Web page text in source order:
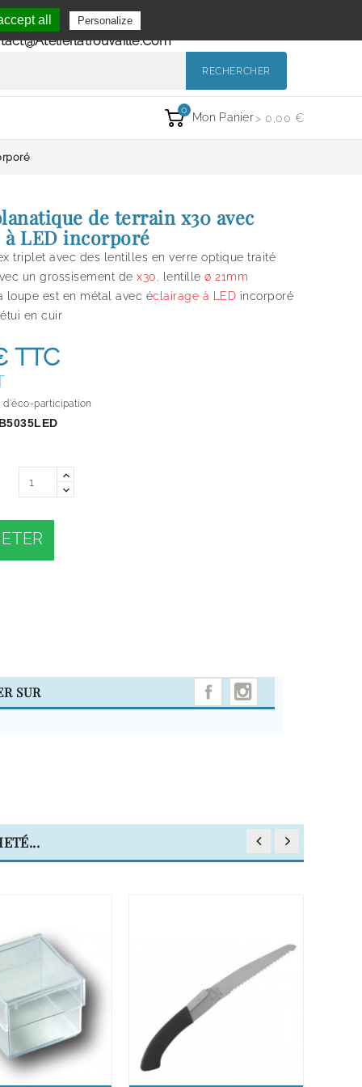
9h à 12h et de 14h à 18h
RECHERCHER
0
Mon Panier> 0,00 €
de terrain x30 avec
à LED incorporé
triplet avec des lentilles en verre optique traité
un grossisement de x30, lentilleø 21mm
loupe est en métal avec éclairage à LED incorporé
étui en cuir
TTC
d'éco-participation
SUR
all Personalize